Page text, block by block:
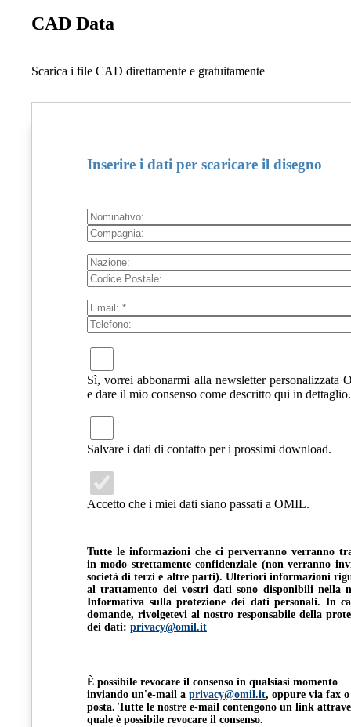
CAD Data
Scarica i file CAD direttamente e gratuitamente
Inserire i dati per scaricare il disegno
Sì, vorrei abbonarmi alla newsletter personalizzata
e dare il mio consenso come descritto qui in dettaglio.
Salvare i dati di contatto per i prossimi download.
Accetto che i miei dati siano passati a OMIL.
Tutte le informazioni che ci perverranno verranno
in modo strettamente confidenziale (non verranno
società di terzi e altre parti). Ulteriori informazioni
al trattamento dei vostri dati sono disponibili nella
Informativa sulla protezione dei dati personali. In
domande, rivolgetevi al nostro responsabile della
dei dati: privacy@omil.it
È possibile revocare il consenso in qualsiasi momento
inviando un'e-mail a privacy@omil.it, oppure via fax o
posta. Tutte le nostre e-mail contengono un link
quale è possibile revocare il consenso.